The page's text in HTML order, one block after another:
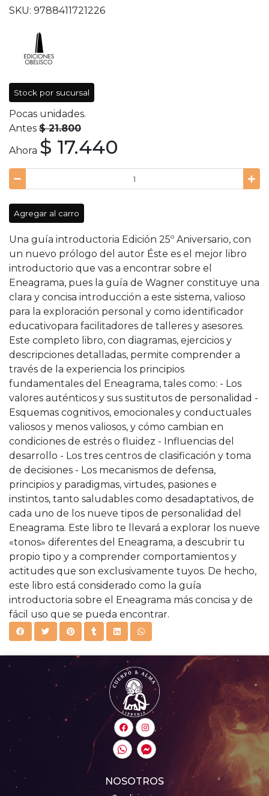
SKU: 9788411721226
Stock por sucursal
Pocas unidades.
Antes $ 21.800
Ahora $ 17.440
Agregar al carro
Una guía introductoria Edición 25º Aniversario, con
un nuevo prólogo del autor Éste es el mejor libro
introductorio que vas a encontrar sobre el
Eneagrama, pues la guía de Wagner constituye una
clara y concisa introducción a este sistema, valioso
para la exploración personal y como identificador
educativopara facilitadores de talleres y asesores.
Este completo libro, con diagramas, ejercicios y
descripciones detalladas, permite comprender a
través de la experiencia los principios
fundamentales del Eneagrama, tales como: - Los
valores auténticos y sus sustitutos de personalidad -
Esquemas cognitivos, emocionales y conductuales
valiosos y menos valiosos, y cómo cambian en
condiciones de estrés o fluidez - Influencias del
desarrollo - Los tres centros de clasificación y toma
de decisiones - Los mecanismos de defensa,
principios y paradigmas, virtudes, pasiones e
instintos, tanto saludables como desadaptativos, de
cada uno de los nueve tipos de personalidad del
Eneagrama. Este libro te llevará a explorar los nueve
«tonos» diferentes del Eneagrama, a descubrir tu
propio tipo y a comprender comportamientos y
actitudes que son exclusivamente tuyos. De hecho,
este libro está considerado como la guía
introductoria sobre el Eneagrama más concisa y de
fácil uso que se pueda encontrar.
NOSOTROS